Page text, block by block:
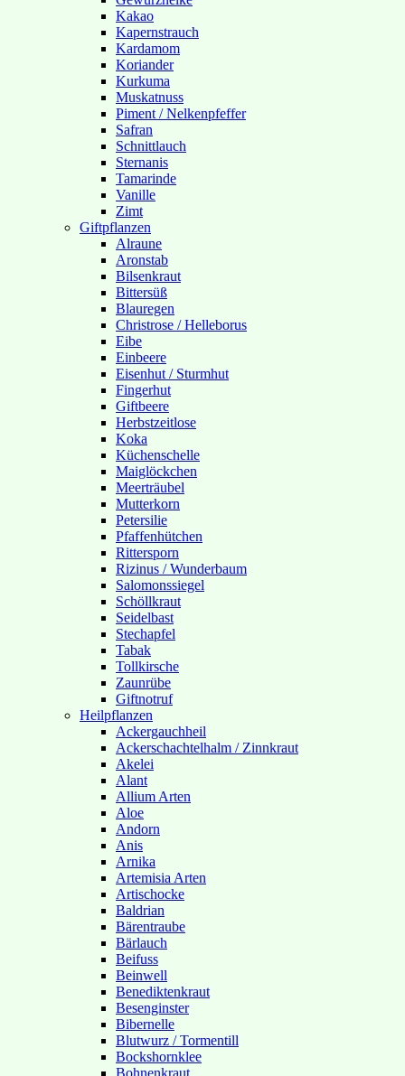
Kakao
Kapernstrauch
Kardamom
Koriander
Kurkuma
Muskatnuss
Piment / Nelkenpfeffer
Safran
Schnittlauch
Sternanis
Tamarinde
Vanille
Zimt
Giftpflanzen
Alraune
Aronstab
Bilsenkraut
Bittersüß
Blauregen
Christrose / Helleborus
Eibe
Einbeere
Eisenhut / Sturmhut
Fingerhut
Giftbeere
Herbstzeitlose
Koka
Küchenschelle
Maiglöckchen
Meerträubel
Mutterkorn
Petersilie
Pfaffenhütchen
Rittersporn
Rizinus / Wunderbaum
Salomonssiegel
Schöllkraut
Seidelbast
Stechapfel
Tabak
Tollkirsche
Zaunrübe
Giftnotruf
Heilpflanzen
Ackergauchheil
Ackerschachtelhalm / Zinnkraut
Akelei
Alant
Allium Arten
Aloe
Andorn
Anis
Arnika
Artemisia Arten
Artischocke
Baldrian
Bärentraube
Bärlauch
Beifuss
Beinwell
Benediktenkraut
Besenginster
Bibernelle
Blutwurz / Tormentill
Bockshornklee
Bohnenkraut